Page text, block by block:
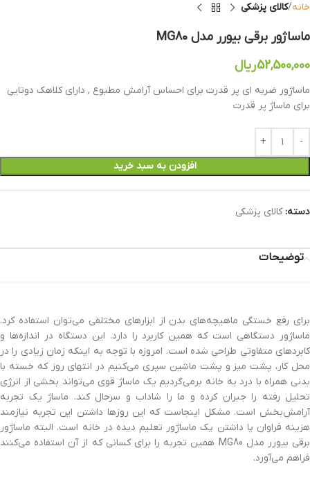
خانه کالای پزشکی
ماساژور برقی بیورر مدل MG80
52,500,000ریال
ماساژور ضربه ای پر قدرت برای احساس آرامش مطبوع , دارای کلاهک دوتایی
برای ماساژ پر قدرت​
افزودن به سبد خرید
دسته: کالای پزشکی
توضیحات
برای رفع خستگی ماهیچه‌های بدن از ابزارهای مختلفی می‌توان استفاده کرد.
ماساژور دستگاهی است که همین کاربرد را دارد. این دستگاه در اندازه‌ها و
کابردهای متفاوتی طراحی شده است. امروزه با توجه به اینکه زمان زیادی را در
محل کار، پشت میز و پشت ماشین سپری می‌کنیم در انتهای روز که خسته با
بدنی همراه با درد به خانه برمی‌گردیم یک ماساژ قوی می‌تواند بخشی از انرژی
تحلیل رفته را جبران کرده و ما را شاداب و سرحال کند. ماساژ یک تجربه
آرامش‌بخش است. مشکل اینجاست که این روزها داشتن این تجربه نیازمند
هزینه فراوان یا داشتن یک ماساژور تعلیم دیده در خانه است. البته ماساژور
برقی بیورر مدل MG80 همین تجربه را برای کسانی که از آن استفاده می‌کنند
فراهم می‌آورد.​